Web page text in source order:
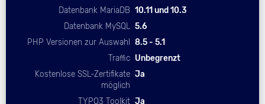
Datenbank MariaDB 10.11 und 10.3
Datenbank MySQL
5.6
PHP Versionen zur Auswahl
8.5 - 5.1
Traffic Unbegrenzt
Kostenlose SSL-Zertifikate
möglich
Ja
TYPO3 Toolkit Ja